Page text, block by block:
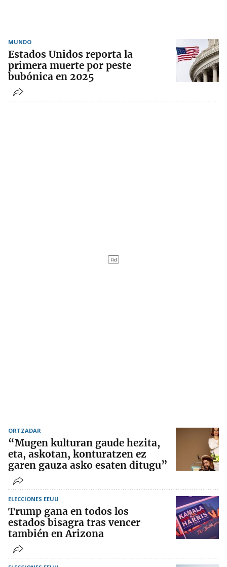
MUNDO
Estados Unidos reporta la
primera muerte por peste
bubónica en 2025
ORTZADAR
“Mugen kulturan gaude hezita,
eta, askotan, konturatzen ez
garen gauza asko esaten ditugu”
ELECCIONES EEUU
Trump gana en todos los
estados bisagra tras vencer
también en Arizona